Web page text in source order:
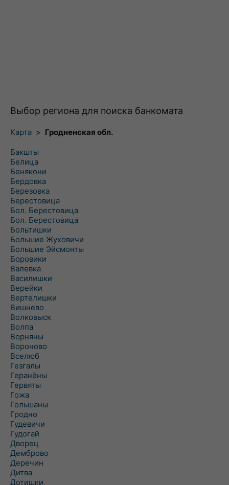
Выбор региона для поиска банкомата
Карта > Гродненская обл.
Бакшты
Белица
Бенякони
Бердовка
Березовка
Берестовица
Бол. Берестовица
Бол. Берестовица
Больтишки
Большие Жуховичи
Большие Эйсмонты
Боровики
Валевка
Василишки
Верейки
Вертелишки
Вишнево
Волковыск
Волпа
Ворняны
Вороново
Вселюб
Гезгалы
Геранёны
Гервяты
Гожа
Гольшаны
Гродно
Гудевичи
Гудогай
Дворец
Демброво
Деречин
Дитва
Дотишки